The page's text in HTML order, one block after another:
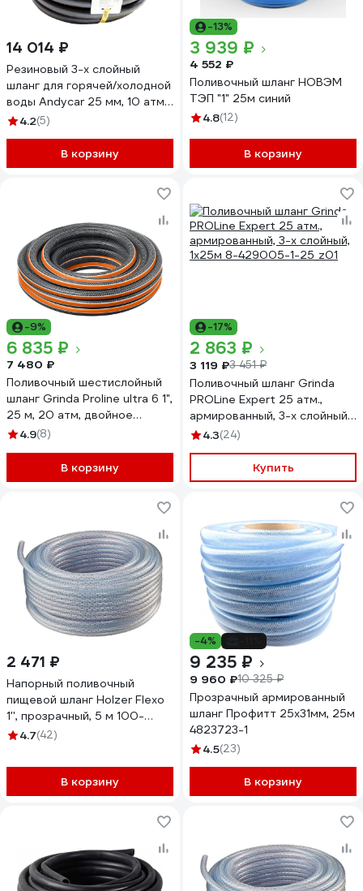
14 014 ₽
Резиновый 3-х слойный
шланг для горячей/холодной
воды Andycar 25 мм, 10 атм,
40 м H21
4.2(5)
В корзину
-13%
3 939 ₽
4 552 ₽
Поливочный шланг НОВЭМ
ТЭП "1" 25м синий
4.8(12)
В корзину
-9%
6 835 ₽
7 480 ₽
Поливочный шестислойный
шланг Grinda Proline ultra 6 1",
25 м, 20 атм, двойное
армирование 429009-1-25
4.9(8)
В корзину
-17%
2 863 ₽
3 119 ₽3 451 ₽
Поливочный шланг Grinda
PROLine Expert 25 атм.,
армированный, 3-х слойный,
1х25м 8-429005-1-25_z01
4.3(24)
Купить
2 471 ₽
Напорный поливочный
пищевой шланг Holzer Flexo
1'', прозрачный, 5 м 100-
1255M
4.7(42)
В корзину
-4%
9 235 ₽
9 960 ₽10 325 ₽
Прозрачный армированный
шланг Профитт 25х31мм, 25м
4823723-1
4.5(23)
В корзину